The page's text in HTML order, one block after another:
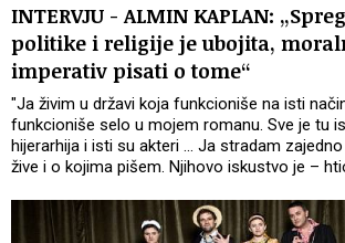
INTERVJU - ALMIN KAPLAN:
politike i religije je ubojita,
imperativ pisati o tome“
"Ja živim u državi koja funkcioniše na isti
funkcioniše selo u mojem romanu. Sve je tu
hijerarhija i isti su akteri ... Ja stradam
žive i o kojima pišem. Njihovo iskustvo je –